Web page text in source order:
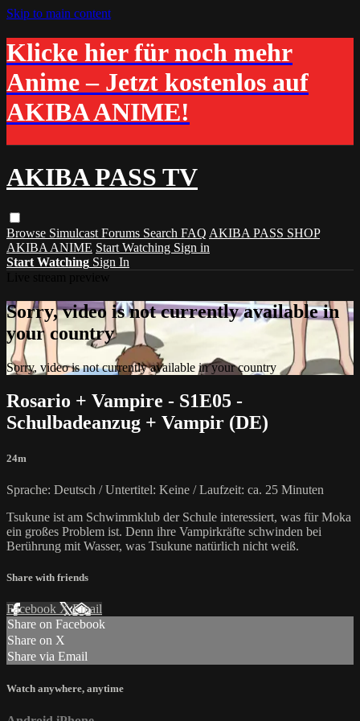
Skip to main content
Klicke hier für noch mehr
Anime – Jetzt kostenlos auf
AKIBA ANIME!
AKIBA PASS TV
Browse Simulcast Forums Search FAQ AKIBA PASS SHOP
AKIBA ANIME Start Watching Sign in
Start Watching Sign In
Sorry, video is not currently available in
your country
Sorry, video is not currently available in your country
Rosario + Vampire - S1E05 -
Schulbadeanzug + Vampir (DE)
24m
Sprache: Deutsch / Untertitel: Keine / Laufzeit: ca. 25 Minuten
Tsukune ist am Schwimmklub der Schule interessiert, was für Moka
ein großes Problem ist. Denn ihre Vampirkräfte schwinden bei
Berührung mit Wasser, was Tsukune natürlich nicht weiß.
Share with friends
Facebook XEmail
Share on Facebook
Share on X
Share via Email
Watch anywhere, anytime